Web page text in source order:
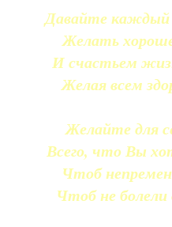
Давайте
Желать
И счастьем
Желая всем
Желайте для
Всего, что Вы
Чтоб
Чтоб не болели